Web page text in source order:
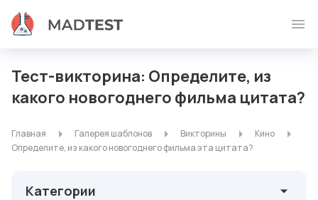
Тест-викторина: Определите, из
какого новогоднего фильма цитата?
Главная Галерея шаблонов Викторины
Кино
Определите, из какого новогоднего фильма эта цитата?
Категории